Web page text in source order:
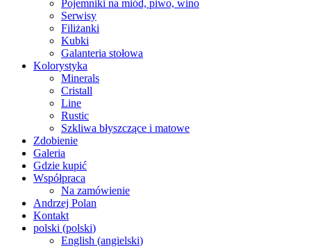
Pojemniki na miód, piwo, wino
Serwisy
Filiżanki
Kubki
Galanteria stołowa
Kolorystyka
Minerals
Cristall
Line
Rustic
Szkliwa błyszczące i matowe
Zdobienie
Galeria
Gdzie kupić
Współpraca
Na zamówienie
Andrzej Polan
Kontakt
polski (polski)
English (angielski)